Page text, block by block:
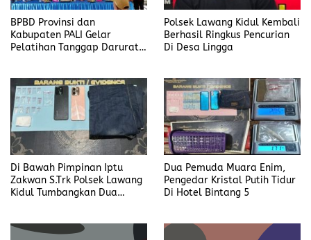
BPBD Provinsi dan
Kabupaten PALI Gelar
Pelatihan Tanggap Darurat
Polsek Lawang Kidul Kembali
Berhasil Ringkus Pencurian
Di Desa Lingga
Di Bawah Pimpinan Iptu
Zakwan S.Trk Polsek Lawang
Kidul Tumbangkan Dua
Dua Pemuda Muara Enim,
Pengedar Kristal Putih Tidur
Di Hotel Bintang 5